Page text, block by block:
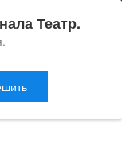
Театр.